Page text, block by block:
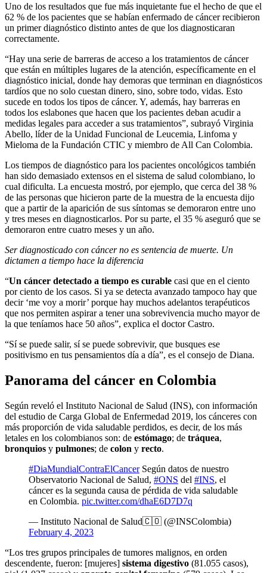
Uno de los resultados que fue más inquietante fue el hecho de que el
62 % de los pacientes que se habían enfermado de cáncer recibieron
un primer diagnóstico distinto antes de que los diagnosticaran
correctamente.
“Hay una serie de barreras de acceso a los tratamientos de cáncer
que están en múltiples lugares de la atención, específicamente en el
diagnóstico inicial, donde hay demoras que terminan en diagnósticos
tardíos que no solo cuestan dinero, sino, sobre todo, vidas. Esto
sucede en todos los tipos de cáncer. Y, además, hay barreras en
todos los eslabones que hacen que los pacientes deban acudir a
medidas legales para acceder a sus tratamientos”, subrayó Virginia
Abello, líder de la Unidad Funcional de Leucemia, Linfoma y
Mieloma de la Fundación CTIC y miembro de All Can Colombia.
Los tiempos de diagnóstico para los pacientes oncológicos también
han sido demasiado extensos en el sistema de salud colombiano, lo
cual dificulta. La encuesta mostró, por ejemplo, que cerca del 38 %
de las personas que hicieron parte de la muestra de la encuesta dijo
que a partir de la aparición de sus síntomas se demoraron entre uno
y tres meses en diagnosticarlos. Por su parte, el 35 % aseguró que se
demoraron entre cuatro meses y un año.
Ser diagnosticado con cáncer no es sentencia de muerte. Un
dictamen a tiempo hace la diferencia
“Un cáncer detectado a tiempo es curable casi que en el ciento
por ciento de los casos. Si ya se detecta avanzado tampoco hay que
decir ‘me voy a morir’ porque hay muchos adelantos terapéuticos
que nos permiten aspirar a tener una sobrevivencia mucho mayor de
la que teníamos hace 50 años”, explica el doctor Castro.
“Sí se puede salir, sí se puede sobrevivir, que busques ese
positivismo en tus pensamientos día a día”, es el consejo de Diana.
Panorama del cáncer en Colombia
Según reveló el Instituto Nacional de Salud (INS), con información
del estudio de Carga Global de Enfermedad 2019, los cánceres con
más proporción de vida saludable perdidos, es decir, de los más
letales en los colombianos son: de estómago; de tráquea,
bronquios y pulmones; de colon y recto.
#DiaMundialContraElCancerSegún datos de nuestro
Observatorio Nacional de Salud, #ONS del #INS, el
cáncer es la segunda causa de pérdida de vida saludable
en Colombia. pic.twitter.com/dhaE6D7D7q
— Instituto Nacional de Salud🇨🇴 (@INSColombia)
February 4, 2023
“Los tres grupos principales de tumores malignos, en orden
descendente, fueron: [mujeres] sistema digestivo (81.055 casos),